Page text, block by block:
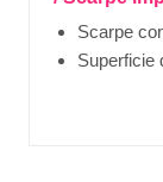
Scarpe
Superficie